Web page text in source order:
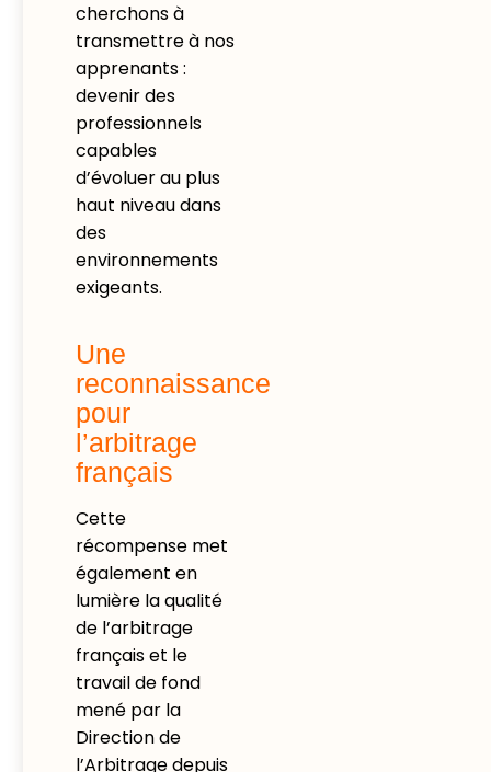
cherchons à
transmettre à nos
apprenants :
devenir des
professionnels
capables
d’évoluer au plus
haut niveau dans
des
environnements
exigeants.
Une
reconnaissance
pour
l’arbitrage
français
Cette
récompense met
également en
lumière la qualité
de l’arbitrage
français et le
travail de fond
mené par la
Direction de
l’Arbitrage depuis